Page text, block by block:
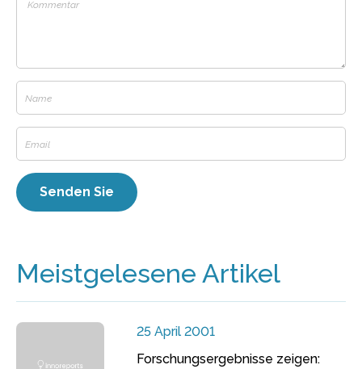
Meistgelesene Artikel
25 April 2001
Forschungsergebnisse zeigen: